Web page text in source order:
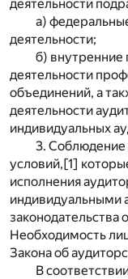
деятельности
а)
деятельности;
б) внутренние
деятельности
объединений, а
деятельности
индивидуальных
3. Соблюдение
условий,[1]
исполнения
индивидуальными
законодательства
Необходимость
Закона об
В